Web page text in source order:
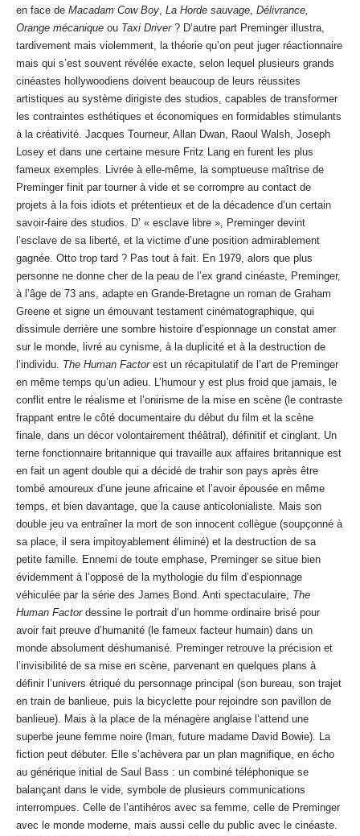
en face de Macadam Cow Boy, La Horde sauvage, Délivrance,
Orange mécanique ou Taxi Driver? D’autre part Preminger illustra,
tardivement mais violemment, la théorie qu’on peut juger réactionnaire
mais qui s’est souvent révélée exacte, selon lequel plusieurs grands
cinéastes hollywoodiens doivent beaucoup de leurs réussites
artistiques au système dirigiste des studios, capables de transformer
les contraintes esthétiques et économiques en formidables stimulants
à la créativité. Jacques Tourneur, Allan Dwan, Raoul Walsh, Joseph
Losey et dans une certaine mesure Fritz Lang en furent les plus
fameux exemples. Livrée à elle-même, la somptueuse maîtrise de
Preminger finit par tourner à vide et se corrompre au contact de
projets à la fois idiots et prétentieux et de la décadence d’un certain
savoir-faire des studios. D’ « esclave libre », Preminger devint
l’esclave de sa liberté, et la victime d’une position admirablement
gagnée. Otto trop tard ? Pas tout à fait. En 1979, alors que plus
personne ne donne cher de la peau de l’ex grand cinéaste, Preminger,
à l’âge de 73 ans, adapte en Grande-Bretagne un roman de Graham
Greene et signe un émouvant testament cinématographique, qui
dissimule derrière une sombre histoire d’espionnage un constat amer
sur le monde, livré au cynisme, à la duplicité et à la destruction de
l’individu. The Human Factorest un récapitulatif de l’art de Preminger
en même temps qu’un adieu. L’humour y est plus froid que jamais, le
conflit entre le réalisme et l’onirisme de la mise en scène (le contraste
frappant entre le côté documentaire du début du film et la scène
finale, dans un décor volontairement théâtral), définitif et cinglant. Un
terne fonctionnaire britannique qui travaille aux affaires britannique est
en fait un agent double qui a décidé de trahir son pays après être
tombé amoureux d’une jeune africaine et l’avoir épousée en même
temps, et bien davantage, que la cause anticolonialiste. Mais son
double jeu va entraîner la mort de son innocent collègue (soupçonné à
sa place, il sera impitoyablement éliminé) et la destruction de sa
petite famille. Ennemi de toute emphase, Preminger se situe bien
évidemment à l’opposé de la mythologie du film d’espionnage
véhiculée par la série des James Bond. Anti spectaculaire, The
Human Factordessine le portrait d’un homme ordinaire brisé pour
avoir fait preuve d’humanité (le fameux facteur humain) dans un
monde absolument déshumanisé. Preminger retrouve la précision et
l’invisibilité de sa mise en scène, parvenant en quelques plans à
définir l’univers étriqué du personnage principal (son bureau, son trajet
en train de banlieue, puis la bicyclette pour rejoindre son pavillon de
banlieue). Mais à la place de la ménagère anglaise l’attend une
superbe jeune femme noire (Iman, future madame David Bowie). La
fiction peut débuter. Elle s’achèvera par un plan magnifique, en écho
au générique initial de Saul Bass : un combiné téléphonique se
balançant dans le vide, symbole de plusieurs communications
interrompues. Celle de l’antihéros avec sa femme, celle de Preminger
avec le monde moderne, mais aussi celle du public avec le cinéaste.